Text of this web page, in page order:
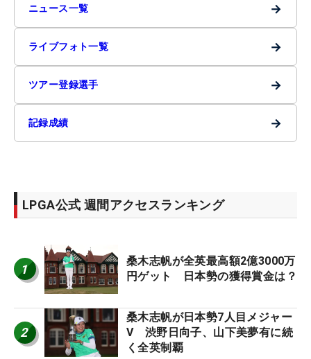
ニュース一覧 →
ライブフォト一覧 →
ツアー登録選手 →
記録成績 →
LPGA公式 週間アクセスランキング
1
桑木志帆が全英最高額2億3000万
円ゲット 日本勢の獲得賞金は？
2
桑木志帆が日本勢7人目メジャー
V 渋野日向子、山下美夢有に続
く全英制覇